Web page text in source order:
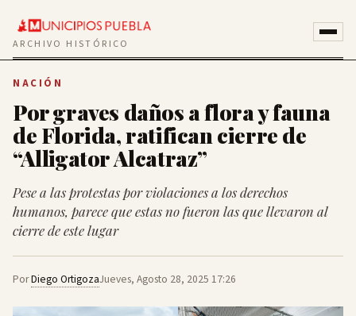
ARCHIVO HISTÓRICO
NACIÓN
Por graves daños a flora y fauna
de Florida, ratifican cierre de
“Alligator Alcatraz”
Pese a las protestas por violaciones a los derechos
humanos, parece que estas no fueron las que llevaron al
cierre de este lugar
PorDiego OrtigozaJueves, Agosto 28, 2025 17:26